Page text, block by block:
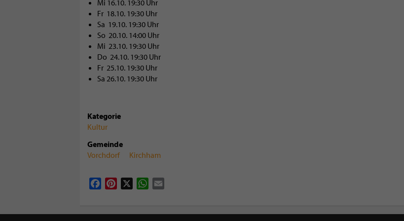
Mi 16.10. 19:30 Uhr
Fr 18.10. 19:30 Uhr
Sa 19.10. 19:30 Uhr
So 20.10. 14:00 Uhr
Mi 23.10. 19:30 Uhr
Do 24.10. 19:30 Uhr
Fr 25.10. 19:30 Uhr
Sa 26.10. 19:30 Uhr
Kategorie
Kultur
Gemeinde
Vorchdorf
Kirchham
FacebookPinterest WhatsApp